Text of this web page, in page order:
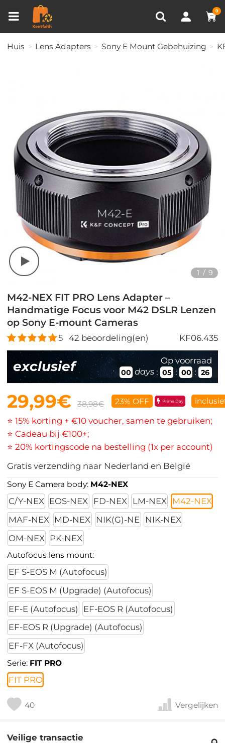
0
RECENT BEKEKEN
Huis Lens Adapters Sony E Mount Gebehuizing
1 / 9
M42-NEX FIT PRO Lens Adapter –
Handmatige Focus voor M42 DSLR Lenzen
op Sony E-mount Cameras
5 42 beoordeling(en) KF06.435
exclusief Op voorraad
00 days : 05 : 00 : 24
29,99€ 38,98€ 23% OFF Prime Day
⭐ 15% korting + €10 voucher, samen te gebruiken;
⭐ Cadeau bij €100+;
⭐ 20% kortingscode na bestelling (1x per account)
Gratis verzending naar Nederland en België
Sony E Camera body: M42-NEX
C/Y-NEX EOS-NEX FD-NEX LM-NEX
M42-NEX
MAF-NEX
MD-NEX NIK(G)-NE
NIK-NEX
OM-NEX
PK-NEX
Autofocus lens mount:
EF S-EOS M (Autofocus)
EF S-EOS M (Upgrade) (Autofocus)
EF-E (Autofocus)
EF-EOS R (Autofocus)
EF-EOS R (Upgrade) (Autofocus)
EF-FX (Autofocus)
Serie: FIT PRO
FIT PRO
40 Vergelijken
Veilige transactie